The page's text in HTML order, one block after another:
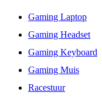
Gaming Laptop
Gaming Headset
Gaming Keyboard
Gaming Muis
Racestuur